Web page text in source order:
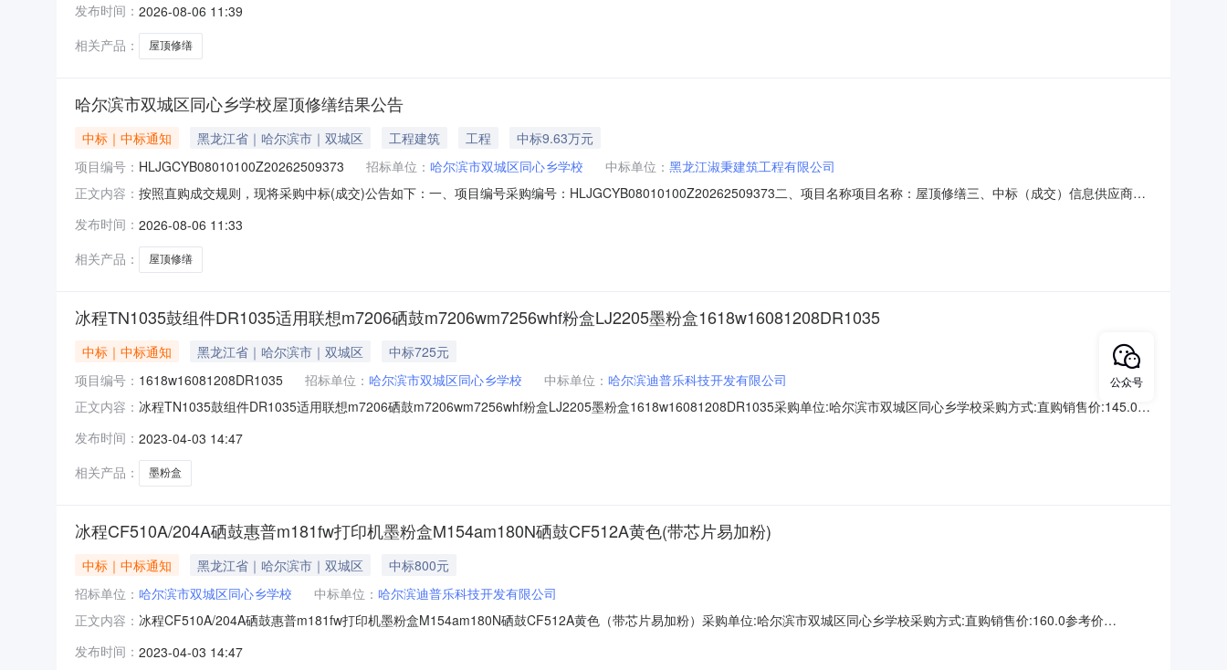
洁；4.服务商为本地区入驻平台商家，可上门现场勘查，完工后配合我方完成现场验收。展开项目名称：屋顶修缮项目类型：非政府采购项目项目标的所属行业：建筑业服务周期：
30天供应商资格：一、符合《中
发布时间： 2026-08-06 11:39
相关产品：
屋顶修缮
哈尔滨市双城区同心乡学校屋顶修缮结果公告
中标｜中标通知 黑龙江省｜哈尔滨市｜双城区 工程建筑 工程
中标9.63万元
项目编号： HLJGCYB08010100Z20262509373 招标单位： 哈尔滨市双城区同心乡学校 中标单位： 黑龙江淑秉建筑工程有限公司
正文内容： 按照直购成交规则，现将采购中标(成交)公告如下：一、项目编号采购编号：HLJGCYB08010100Z20262509373二、项目名称项目名称：屋顶修缮三、中标（成交）信息供应商名
（成交）金额：96343.21确定成交时间：2026-08-0609:21:30四、主要标的信息标的类型：工程类名称：屋顶修缮项目周期：30项目实施地：黑龙江省哈尔滨市双
发布时间： 2026-08-06 11:33
相关产品：
屋顶修缮
冰程TN1035鼓组件DR1035适用联想m7206硒鼓m7206wm7256whf粉盒LJ2205墨粉盒1618w16081208DR1035
中标｜中标通知 黑龙江省｜哈尔滨市｜双城区
中标725元
项目编号： 1618w16081208DR1035 招标单位： 哈尔滨市双城区同心乡学校 中标单位： 哈尔滨迪普乐科技开发有限公司
正文内容： 冰程TN1035鼓组件DR1035适用联想m7206硒鼓m7206wm7256whf粉盒LJ2205墨粉盒1618w16081208DR1035采购单位:哈尔滨市双城区同心乡学校采购方式:直购销售价:145.0参
发布时间： 2023-04-03 14:47
相关产品：
墨粉盒
冰程CF510A/204A硒鼓惠普m181fw打印机墨粉盒M154am180N硒鼓CF512A黄色(带芯片易加粉)
中标｜中标通知 黑龙江省｜哈尔滨市｜双城区
中标800元
招标单位： 哈尔滨市双城区同心乡学校 中标单位： 哈尔滨迪普乐科技开发有限公司
正文内容： 冰程CF510A/204A硒鼓惠普m181fw打印机墨粉盒M154am180N硒鼓CF512A黄色（带芯片易加粉）采购单位:哈尔滨市双城区同心乡学校采购方式:直购销售价:160.0参考价
发布时间： 2023-04-03 14:47
公众号